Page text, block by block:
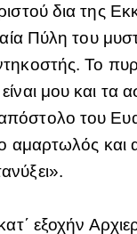
δια της
Πύλη του
Το
μου και
του
αμαρτωλός
εξοχήν